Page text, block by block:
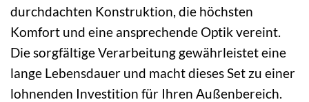
durchdachten Konstruktion, die höchsten
Komfort und eine ansprechende Optik vereint.
Die sorgfältige Verarbeitung gewährleistet eine
lange Lebensdauer und macht dieses Set zu einer
lohnenden Investition für Ihren Außenbereich.